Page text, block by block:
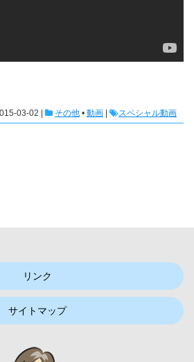
03-02 | その他 • 動画 スペシャル動画
リンク
サイトマップ